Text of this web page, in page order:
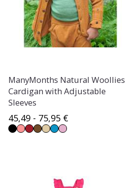
ManyMonths Natural Woollies
Cardigan with Adjustable
Sleeves
45,49 - 75,95 €